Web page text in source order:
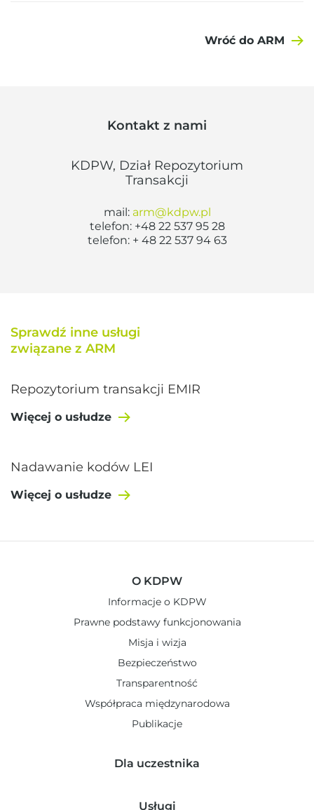
Wróć do ARM
Kontakt z nami
KDPW, Dział Repozytorium
Transakcji
mail: arm@kdpw.pl
telefon: +48 22 537 95 28
telefon: + 48 22 537 94 63
Sprawdź inne usługi
związane z ARM
Repozytorium transakcji EMIR
Więcej o usłudze
Nadawanie kodów LEI
Więcej o usłudze
O KDPW
Informacje o KDPW
Prawne podstawy funkcjonowania
Misja i wizja
Bezpieczeństwo
Transparentność
Współpraca międzynarodowa
Publikacje
Dla uczestnika
Usługi